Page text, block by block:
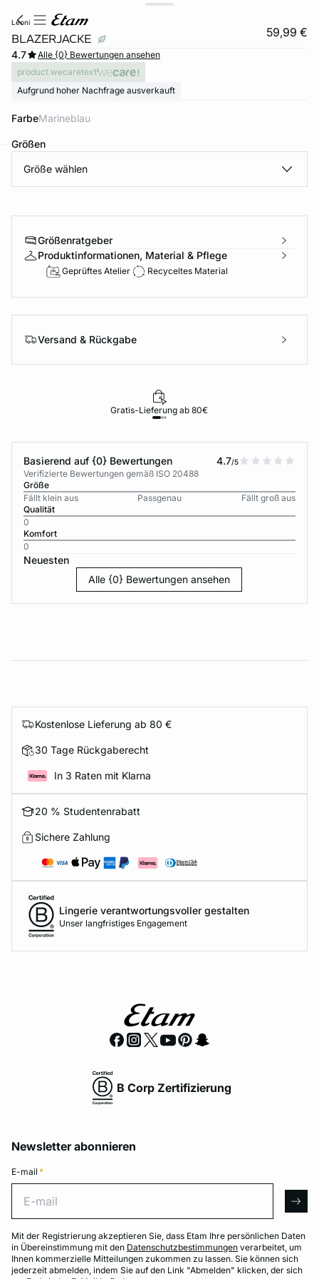
leoni
BLAZERJACKE 59,99 €
4.7
Alle {0} Bewertungen ansehen
product.wecaretext
Aufgrund hoher Nachfrage ausverkauft
Farbe marineblau
Größen
Größe wählen
Größenratgeber
Produktinformationen, Material & Pflege
Geprüftes Atelier Recyceltes Material
Versand & Rückgabe
Gratis-Lieferung ab 80€
Basierend auf {0} Bewertungen 4.7/5
Verifizierte Bewertungen gemäß ISO 20488
Größe
Fällt klein aus
Passgenau
Fällt groß aus
Qualität
0
Komfort
0
Neuesten
Alle {0} Bewertungen ansehen
Kostenlose Lieferung ab 80 €
30 Tage Rückgaberecht
In 3 Raten mit Klarna
20 % Studentenrabatt
Sichere Zahlung
Lingerie verantwortungsvoller gestalten
Unser langfristiges Engagement
B Corp Zertifizierung
Newsletter abonnieren
E-mail *
Mit der Registrierung akzeptieren Sie, dass Etam Ihre persönlichen Daten
in Übereinstimmung mit den Datenschutzbestimmungen verarbeitet, um
Ihnen kommerzielle Mitteilungen zukommen zu lassen. Sie können sich
jederzeit abmelden, indem Sie auf den Link "Abmelden" klicken, der sich